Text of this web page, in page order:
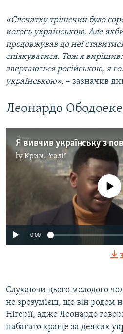
«Спочатку трішечки було
когось українською. Але
продовжував до неї
спілкуватися. Тож я
звертаються російською, я
українською», – зазначив
Леонардо Ободоеке
byКрим.Реалії
No media source
0:00
Слухаючи цього молодого
не зрозумієш, що він родом
Нігерії, адже Леонардо
набагато краще за деяких